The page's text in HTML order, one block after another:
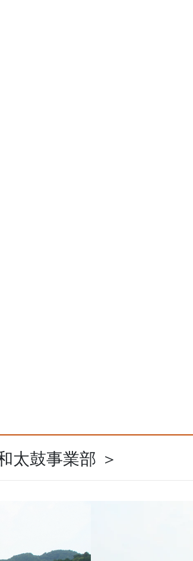
太鼓事業部 ＞